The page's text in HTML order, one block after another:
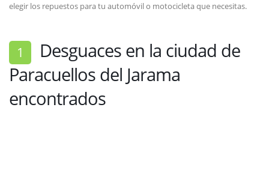
elegir los repuestos para tu automóvil o motocicleta que necesitas.
1 Desguaces en la ciudad de
Paracuellos del Jarama
encontrados